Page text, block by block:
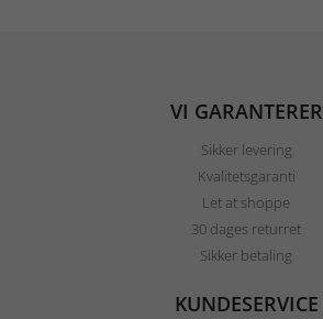
VI GARANTERER
Sikker levering
Kvalitetsgaranti
Let at shoppe
30 dages returret
Sikker betaling
KUNDESERVICE